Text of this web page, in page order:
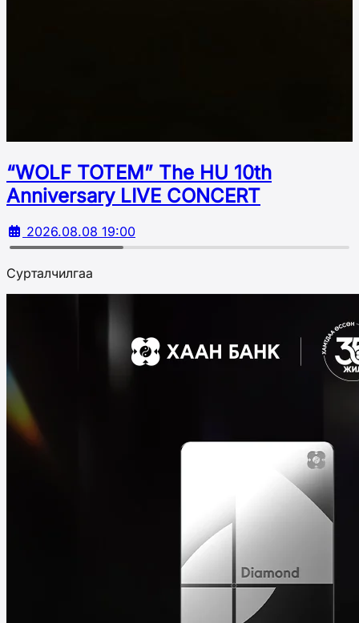
“WOLF TOTEM” The HU 10th
Аnniversary LIVE CONCERT
2026.08.08 19:00
Сурталчилгаа